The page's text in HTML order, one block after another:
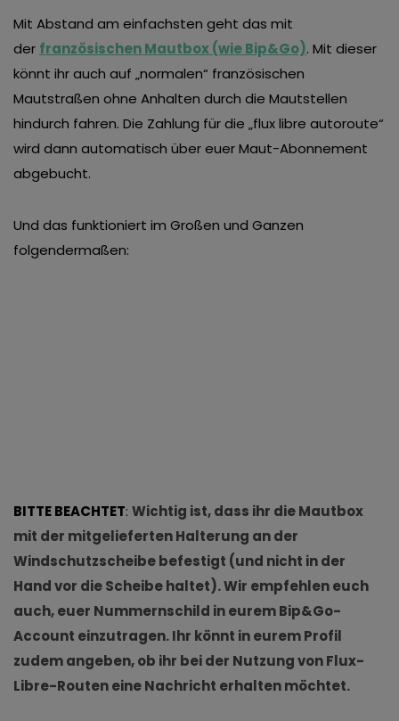
Mit Abstand am einfachsten geht das mit
der französischen Mautbox (wie Bip&Go). Mit dieser
könnt ihr auch auf „normalen“ französischen
Mautstraßen ohne Anhalten durch die Mautstellen
hindurch fahren. Die Zahlung für die „flux libre autoroute“
wird dann automatisch über euer Maut-Abonnement
abgebucht.
Und das funktioniert im Großen und Ganzen
folgendermaßen:
BITTE BEACHTET: Wichtig ist, dass ihr die Mautbox
mit der mitgelieferten Halterung an der
Windschutzscheibe befestigt (und nicht in der
Hand vor die Scheibe haltet). Wir empfehlen euch
auch, euer Nummernschild in eurem Bip&Go-
Account einzutragen. Ihr könnt in eurem Profil
zudem angeben, ob ihr bei der Nutzung von Flux-
Libre-Routen eine Nachricht erhalten möchtet.